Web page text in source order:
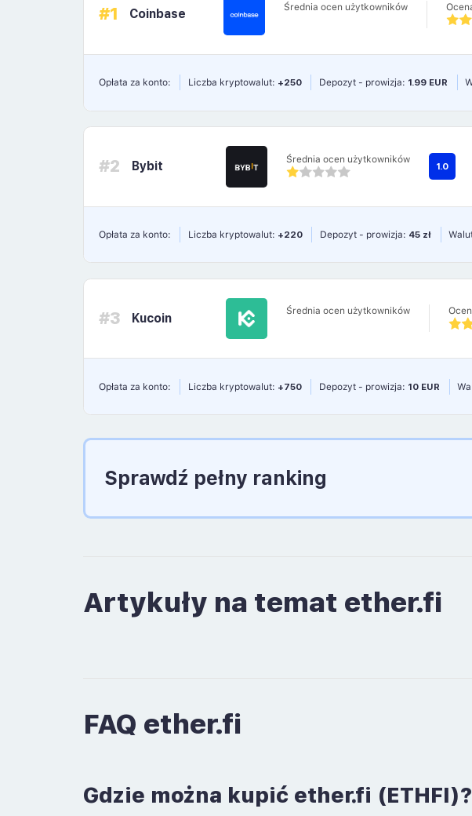
#1 Coinbase Średnia ocen użytkowników
Opłata za konto: Liczba kryptowalut: +250 Depozyt - prowizja: 1.99 EUR
#2 Bybit Średnia ocen użytkowników
1.0
Opłata za konto: Liczba kryptowalut: +220 Depozyt - prowizja: 45 zł
#3 Kucoin Średnia ocen użytkowników
Opłata za konto: Liczba kryptowalut: +750 Depozyt - prowizja: 10 EUR
Sprawdź pełny ranking
Artykuły na temat ether.fi
FAQ ether.fi
Gdzie można kupić ether.fi (ETHFI)?